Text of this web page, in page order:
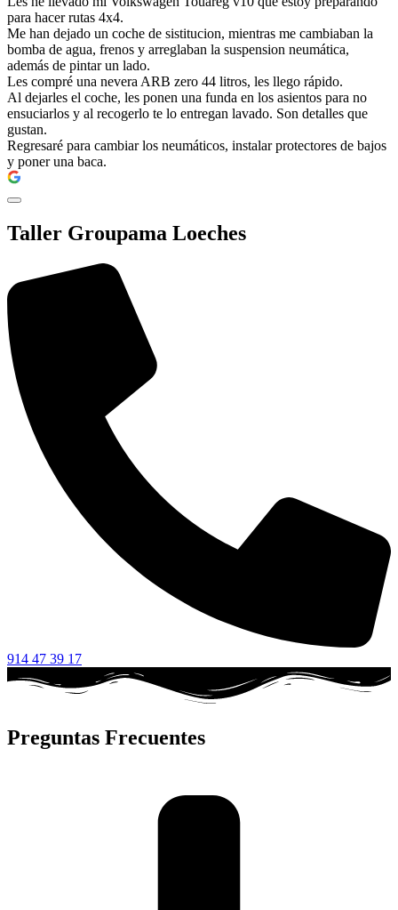
para hacer rutas 4x4.
Me han dejado un coche de sistitucion, mientras me cambiaban la
bomba de agua, frenos y arreglaban la suspension neumática,
además de pintar un lado.
Les compré una nevera ARB zero 44 litros, les llego rápido.
Al dejarles el coche, les ponen una funda en los asientos para no
ensuciarlos y al recogerlo te lo entregan lavado. Son detalles que
gustan.
Regresaré para cambiar los neumáticos, instalar protectores de bajos
y poner una baca.
Taller Groupama Loeches
914 47 39 17
Preguntas Frecuentes